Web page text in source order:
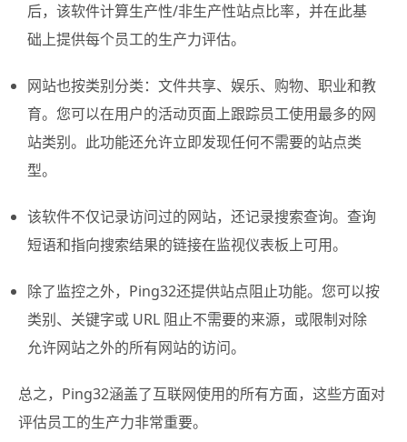
后，该软件计算生产性/非生产性站点比率，并在此基
础上提供每个员工的生产力评估。
网站也按类别分类：文件共享、娱乐、购物、职业和教
育。您可以在用户的活动页面上跟踪员工使用最多的网
站类别。此功能还允许立即发现任何不需要的站点类
型。
该软件不仅记录访问过的网站，还记录搜索查询。查询
短语和指向搜索结果的链接在监视仪表板上可用。
除了监控之外，Ping32还提供站点阻止功能。您可以按
类别、关键字或 URL 阻止不需要的来源，或限制对除
允许网站之外的所有网站的访问。
总之，Ping32涵盖了互联网使用的所有方面，这些方面对
评估员工的生产力非常重要。